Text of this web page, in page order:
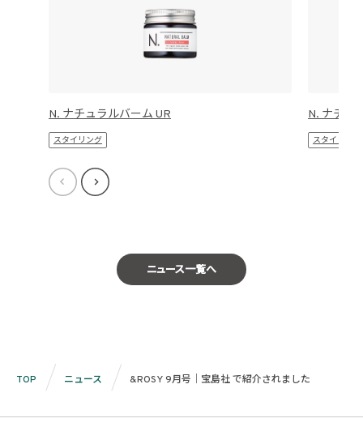
N. ナチュラルバーム UR
スタイリング
N. ナチュ
スタイリング
ニュース一覧へ
TOP ニュース &ROSY 9月号｜宝島社 で紹介されました